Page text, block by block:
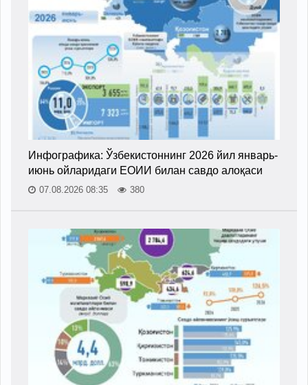
Инфографика: Ўзбекистоннинг 2026 йил январь-
июнь ойларидаги ЕОИИ билан савдо алоқаси
07.08.2026 08:35 380